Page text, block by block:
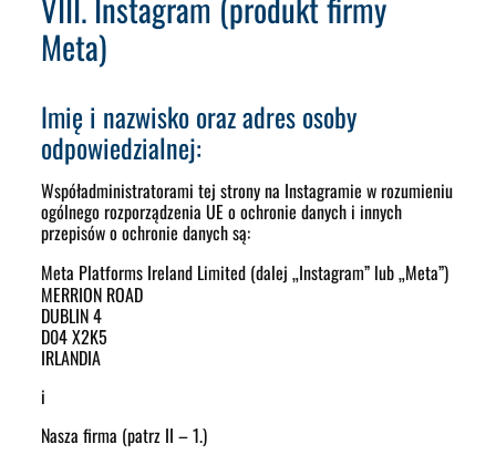
Meta)
Imię i nazwisko oraz adres osoby
odpowiedzialnej:
Współadministratorami tej strony na Instagramie w rozumieniu
ogólnego rozporządzenia UE o ochronie danych i innych
przepisów o ochronie danych są:
Meta Platforms Ireland Limited (dalej „Instagram” lub „Meta”)
MERRION ROAD
DUBLIN 4
D04 X2K5
IRLANDIA
i
Nasza firma (patrz II – 1.)